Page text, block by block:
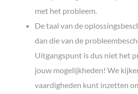
met het probleem.
De taal van de
dan die van de
Uitgangspunt is dus niet het
jouw mogelijkheden! We
vaardigheden kunt inzetten